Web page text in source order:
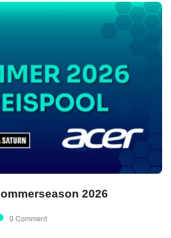
2026
0 Comment